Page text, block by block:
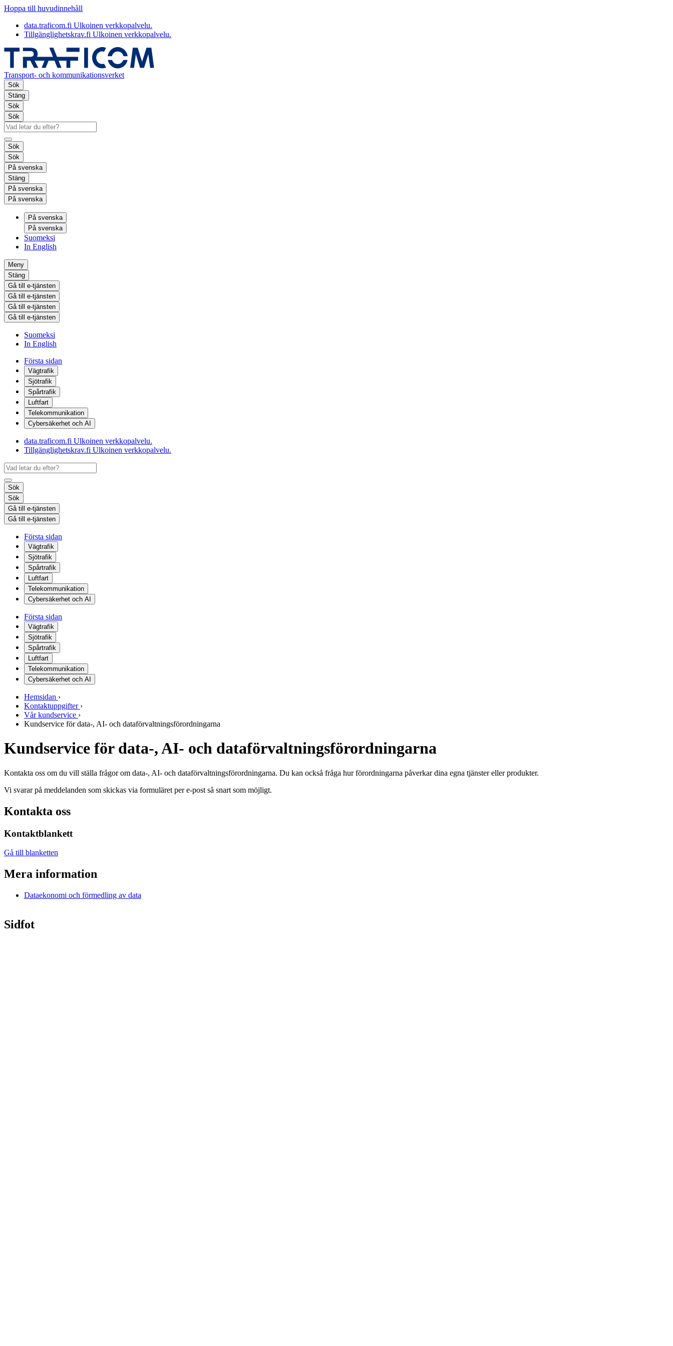
Hoppa till huvudinnehåll
data.traficom.fi Ulkoinen verkkopalvelu.
Tillgänglighetskrav.fi Ulkoinen verkkopalvelu.
Transport- och kommunikationsverket
Sök
Stäng
Sök
Sök
Sök
Sök
På svenska
Stäng
På svenska
På svenska
På svenska
På svenska
Suomeksi
In English
Meny
Stäng
Gå till e-tjänsten
Gå till e-tjänsten
Gå till e-tjänsten
Gå till e-tjänsten
Suomeksi
In English
Första sidan
Vägtrafik
Sjötrafik
Spårtrafik
Luftfart
Telekommunikation
Cybersäkerhet och AI
data.traficom.fi Ulkoinen verkkopalvelu.
Tillgänglighetskrav.fi Ulkoinen verkkopalvelu.
Sök
Sök
Gå till e-tjänsten
Gå till e-tjänsten
Första sidan
Vägtrafik
Sjötrafik
Spårtrafik
Luftfart
Telekommunikation
Cybersäkerhet och AI
Första sidan
Vägtrafik
Sjötrafik
Spårtrafik
Luftfart
Telekommunikation
Cybersäkerhet och AI
Hemsidan ›
Kontaktuppgifter ›
Vår kundservice ›
Kundservice för data-, AI- och dataförvaltningsförordningarna
Kundservice för data-, AI- och dataförvaltningsförordningarna
Kontakta oss om du vill ställa frågor om data-, AI- och dataförvaltningsförordningarna. Du kan också fråga hur förordningarna påverkar dina egna tjänster eller produkter.
Vi svarar på meddelanden som skickas via formuläret per e-post så snart som möjligt.
Kontakta oss
Kontaktblankett
Gå till blanketten
Mera information
Dataekonomi och förmedling av data
Sidfot